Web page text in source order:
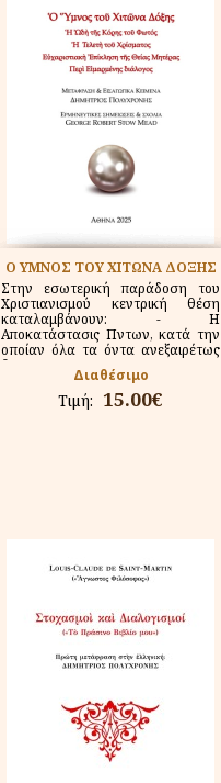
Ο ΥΜΝΟΣ ΤΟΥ ΧΙΤΩΝΑ ΔΟΞΗΣ
Στην εσωτερική παράδοση του
Χριστιανισμού κεντρική θέση
καταλαμβάνουν: - Η
Αποκατάστασις Πἀντων, κατά την
οποίαν όλα τα όντα ανεξαιρέτως
θα...
Διαθέσιμο
Τιμή: 15.00€